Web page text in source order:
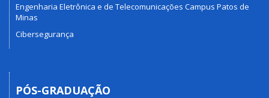
Engenharia Eletrônica e de Telecomunicações Campus Patos de
Minas
Cibersegurança
PÓS-GRADUAÇÃO